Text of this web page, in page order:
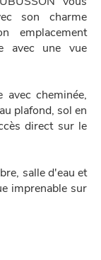
son charme
emplacement
avec une vue
cheminée,
plafond, sol en
direct sur le
salle d'eau et
imprenable sur